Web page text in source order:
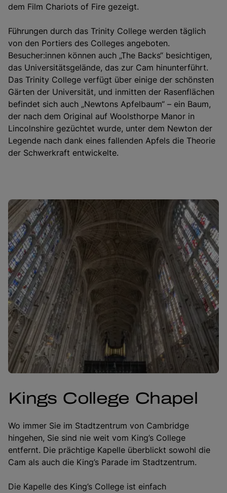
dem Film Chariots of Fire gezeigt.
Führungen durch das Trinity College werden täglich
von den Portiers des Colleges angeboten.
Besucher:innen können auch „The Backs“ besichtigen,
das Universitätsgelände, das zur Cam hinunterführt.
Das Trinity College verfügt über einige der schönsten
Gärten der Universität, und inmitten der Rasenflächen
befindet sich auch „Newtons Apfelbaum“ – ein Baum,
der nach dem Original auf Woolsthorpe Manor in
Lincolnshire gezüchtet wurde, unter dem Newton der
Legende nach dank eines fallenden Apfels die Theorie
der Schwerkraft entwickelte.
Kings College Chapel
Wo immer Sie im Stadtzentrum von Cambridge
hingehen, Sie sind nie weit vom King’s College
entfernt. Die prächtige Kapelle überblickt sowohl die
Cam als auch die King’s Parade im Stadtzentrum.
Die Kapelle des King’s College ist einfach